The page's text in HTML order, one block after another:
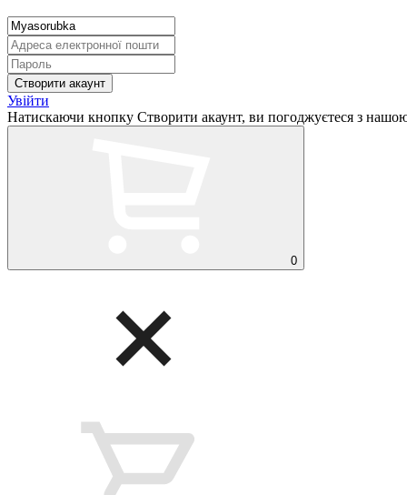
Увійти
Натискаючи кнопку Створити акаунт, ви погоджуєтеся з
0